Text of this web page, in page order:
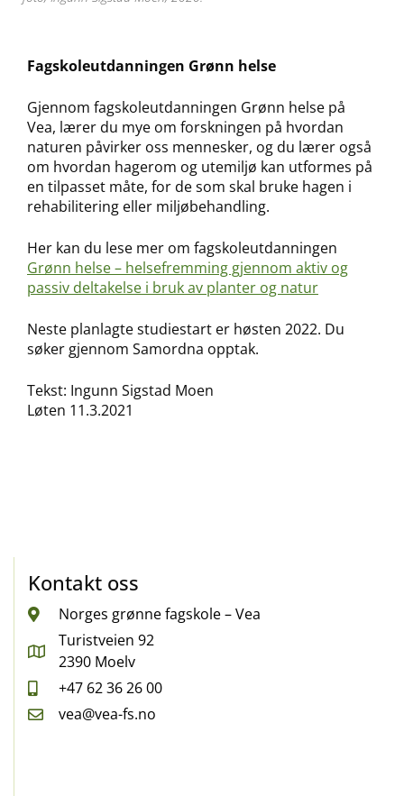
Fagskoleutdanningen Grønn helse
Gjennom fagskoleutdanningen Grønn helse på
Vea, lærer du mye om forskningen på hvordan
naturen påvirker oss mennesker, og du lærer også
om hvordan hagerom og utemiljø kan utformes på
en tilpasset måte, for de som skal bruke hagen i
rehabilitering eller miljøbehandling.
Her kan du lese mer om fagskoleutdanningen
Grønn helse – helsefremming gjennom aktiv og
passiv deltakelse i bruk av planter og natur
Neste planlagte studiestart er høsten 2022. Du
søker gjennom Samordna opptak.
Tekst: Ingunn Sigstad Moen
Løten 11.3.2021
Kontakt oss
Norges grønne fagskole – Vea
Turistveien 92
2390 Moelv
+47 62 36 26 00
vea@vea-fs.no